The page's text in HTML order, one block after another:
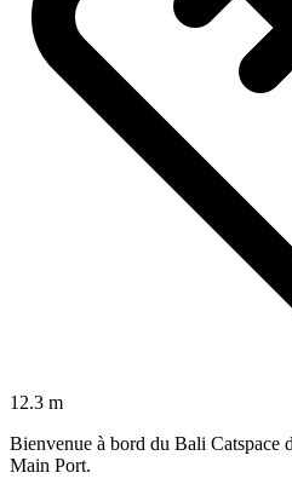
12.3 m
Bienvenue à bord du Bali Catspace
Main Port.